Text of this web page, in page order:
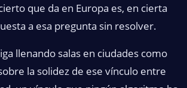
que da en Europa es, en cierta
a esa pregunta sin resolver.
llenando salas en ciudades como
la solidez de ese vínculo entre